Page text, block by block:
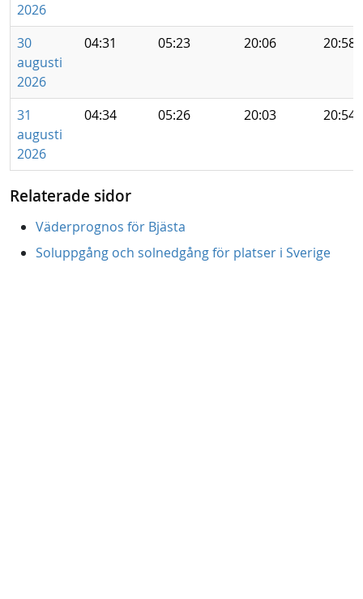
2026
30
augusti
2026
04:31 05:23 20:06 20:58
31
augusti
2026
04:34 05:26 20:03 20:54
Relaterade sidor
Väderprognos för Bjästa
Soluppgång och solnedgång för platser i Sverige